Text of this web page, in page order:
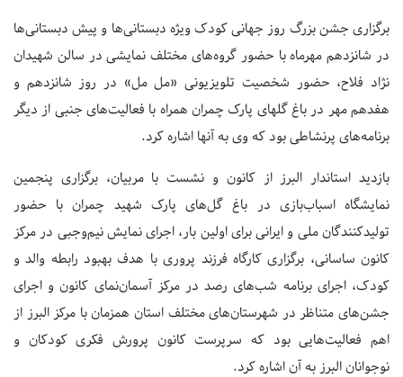
برگزاری جشن بزرگ روز جهانی کودک ویژه دبستانی‌ها و پیش دبستانی‌ها
در شانزدهم مهرماه با حضور گروه‌های مختلف نمایشی در سالن شهیدان
نژاد فلاح، حضور شخصیت تلویزیونی «مل مل» در روز شانزدهم و
هفدهم مهر در باغ گلهای پارک چمران همراه با فعالیت‌های جنبی از دیگر
برنامه‌های پرنشاطی بود که وی به آنها اشاره کرد.
بازدید استاندار البرز از کانون و نشست با مربیان، برگزاری پنجمین
نمایشگاه اسباب‌بازی در باغ گل‌های پارک شهید چمران با حضور
تولیدکنندگان ملی و ایرانی برای اولین بار، اجرای نمایش نیم‌وجبی در مرکز
کانون ساسانی، برگزاری کارگاه فرزند پروری با هدف بهبود رابطه والد و
کودک، اجرای برنامه شب‌های رصد در مرکز آسمان‌نمای کانون و اجرای
جشن‌های متناظر در شهرستان‌های مختلف استان همزمان با مرکز البرز از
اهم فعالیت‌هایی بود که سرپرست کانون پرورش فکری کودکان و
نوجوانان البرز به آن اشاره کرد.